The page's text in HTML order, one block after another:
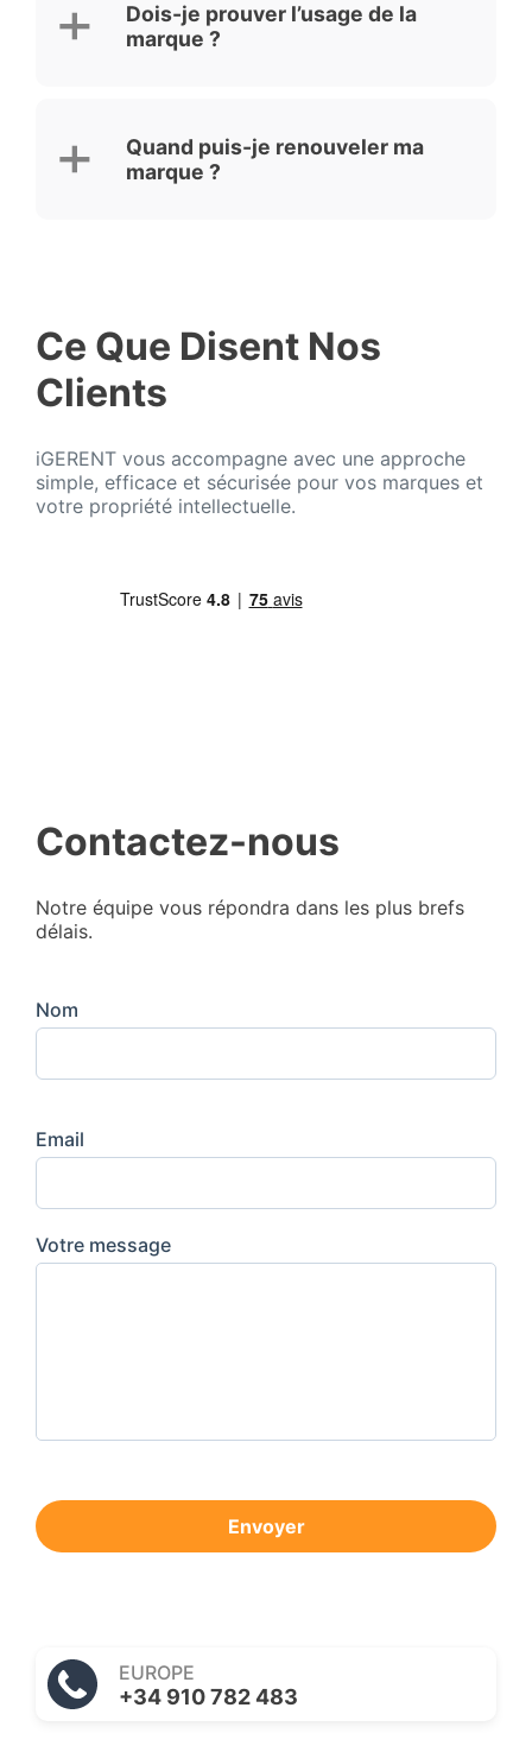
Dois-je prouver l’usage de la
marque ?
Quand puis-je renouveler ma
marque ?
Ce Que Disent Nos
Clients
iGERENT vous accompagne avec une approche
simple, efficace et sécurisée pour vos marques et
votre propriété intellectuelle.
Contactez-nous
Notre équipe vous répondra dans les plus brefs
délais.
Nom
Email
Votre message
Envoyer
EUROPE
+34 910 782 483